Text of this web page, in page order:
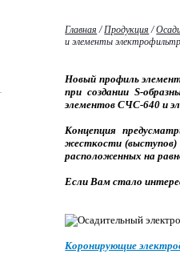
Главная /Продукция /
и элементы
Новый профиль
при создании S-
элементов СЧС-640 и
Концепция
жесткости (выступов)
расположенных на
Если Вам стало
Коронирующие